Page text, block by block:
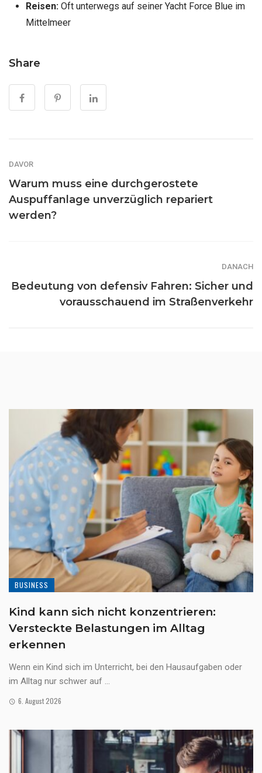
Reisen:Oft unterwegs auf seiner Yacht Force Blue im
Mittelmeer
Share
DAVOR
Warum muss eine durchgerostete
Auspuffanlage unverzüglich repariert
werden?
DANACH
Bedeutung von defensiv Fahren: Sicher und
vorausschauend im Straßenverkehr
BUSINESS
Kind kann sich nicht konzentrieren:
Versteckte Belastungen im Alltag
erkennen
Wenn ein Kind sich im Unterricht, bei den Hausaufgaben oder
im Alltag nur schwer auf ...
6. August 2026